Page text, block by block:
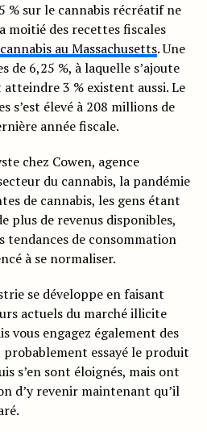
% sur le cannabis récréatif ne
moitié des recettes fiscales
cannabis au Massachusetts. Une
de 6,25 %, à laquelle s’ajoute
3 % existent aussi. Le
s’est élevé à 208 millions de
année fiscale.
chez Cowen, agence
du cannabis, la pandémie
de cannabis, les gens étant
plus de revenus disponibles,
tendances de consommation
à se normaliser.
se développe en faisant
actuels du marché illicite
vous engagez également des
essayé le produit
s’en sont éloignés, mais ont
d’y revenir maintenant qu’il